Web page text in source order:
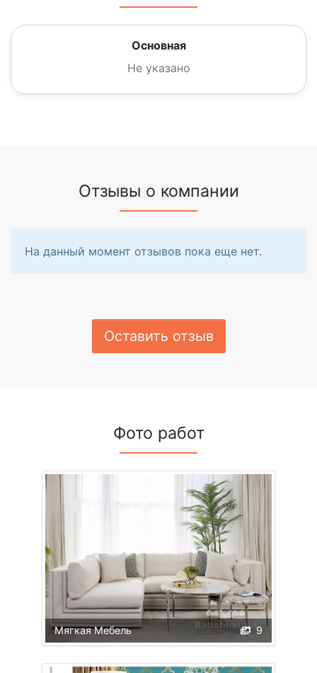
Основная
Не указано
Отзывы о компании
На данный момент отзывов пока еще нет.
Оставить отзыв
Фото работ
9
Мягкая Мебель